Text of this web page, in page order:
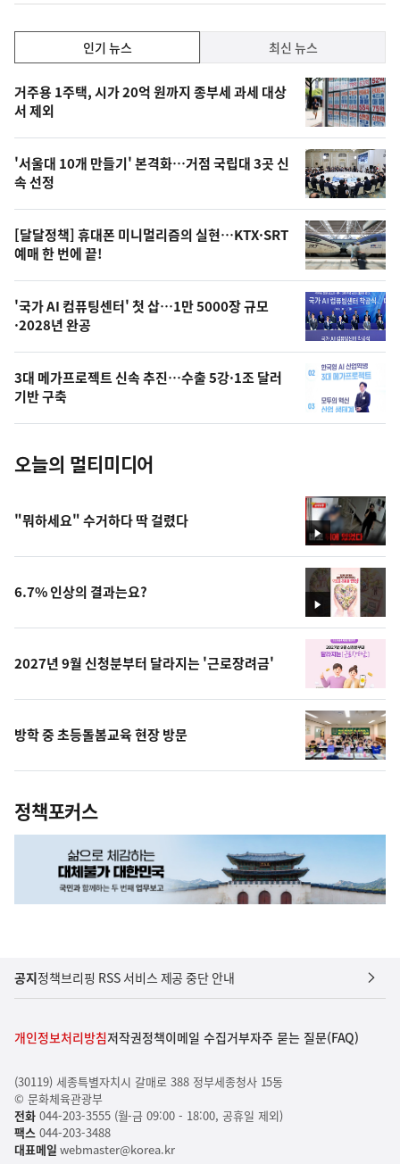
하
락
기,
최
신,
오
늘
의
영
상
오
의
사
진
인기 뉴스 최신 뉴스
기
뉴
스
거주용 1주택, 시가 20억 원까지 종부세 과세 대상
서 제외
'서울대 10개 만들기' 본격화…거점 국립대 3곳 신
속 선정
[달달정책] 휴대폰 미니멀리즘의 실현…KTX·SRT
예매 한 번에 끝!
'국가 AI 컴퓨팅센터' 첫 삽…1만 5000장 규모
·2028년 완공
3대 메가프로젝트 신속 추진…수출 5강·1조 달러
기반 구축
오늘의 멀티미디어
영
상
"뭐하세요" 수거하다 딱 걸렸다
영
상
6.7% 인상의 결과는요?
2027년 9월 신청분부터 달라지는 '근로장려금'
방학 중 초등돌봄교육 현장 방문
정책포커스
공지정책브리핑 RSS 서비스 제공 중단 안내
개인정보처리방침저작권정책이메일 수집거부자주 묻는 질문(FAQ)
(30119) 세종특별자치시 갈매로 388 정부세종청사 15동
© 문화체육관광부
전화044-203-3555 (월-금 09:00 - 18:00, 공휴일 제외)
팩스044-203-3488
대표메일 webmaster@korea.kr